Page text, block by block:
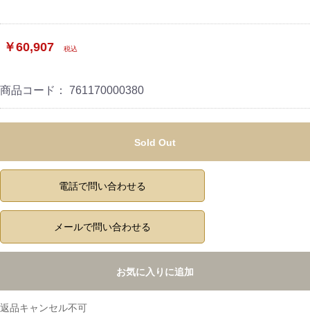
￥60,907 税込
商品コード： 761170000380
Sold Out
電話で問い合わせる
メールで問い合わせる
お気に入りに追加
返品キャンセル不可